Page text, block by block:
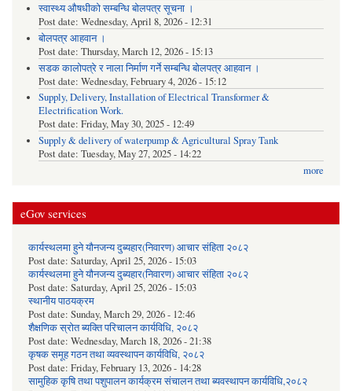
स्वास्थ्य औषधीको सम्बन्धि बोलपत्र सूचना ।
Post date: Wednesday, April 8, 2026 - 12:31
बोलपत्र आहवान ।
Post date: Thursday, March 12, 2026 - 15:13
सडक कालोपत्रे र नाला निर्माण गर्ने सम्बन्धि बोलपत्र आहवान ।
Post date: Wednesday, February 4, 2026 - 15:12
Supply, Delivery, Installation of Electrical Transformer &
Electrification Work.
Post date: Friday, May 30, 2025 - 12:49
Supply & delivery of waterpump & Agricultural Spray Tank
Post date: Tuesday, May 27, 2025 - 14:22
more
eGov services
कार्यस्थलमा हुने यौनजन्य दुब्यहार(निवारण) आचार संहिता २०८२
Post date: Saturday, April 25, 2026 - 15:03
कार्यस्थलमा हुने यौनजन्य दुब्यहार(निवारण) आचार संहिता २०८२
Post date: Saturday, April 25, 2026 - 15:03
स्थानीय पाठयक्रम
Post date: Sunday, March 29, 2026 - 12:46
शैक्षणिक स्रोत ब्यक्ति परिचालन कार्यविधि, २०८२
Post date: Wednesday, March 18, 2026 - 21:38
कृषक समूह गठन तथा व्यवस्थापन कार्यविधि, २०८२
Post date: Friday, February 13, 2026 - 14:28
सामुहिक कृषि तथा पशुपालन कार्यक्रम संचालन तथा ब्यवस्थापन कार्यविधि,२०८२